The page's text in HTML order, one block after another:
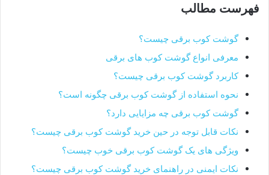
فهرست مطالب
گوشت کوب برقی چیست؟
معرفی انواع گوشت کوب های برقی
کاربرد گوشت کوب برقی چیست؟
نحوه استفاده از گوشت کوب برقی چگونه است؟
گوشت کوب برقی چه مزایایی دارد؟
نکات قابل توجه در حین خرید گوشت کوب برقی چیست؟
ویژگی های یک گوشت کوب برقی خوب چیست؟
نکات ایمنی در راهنمای خرید گوشت کوب برقی چیست؟